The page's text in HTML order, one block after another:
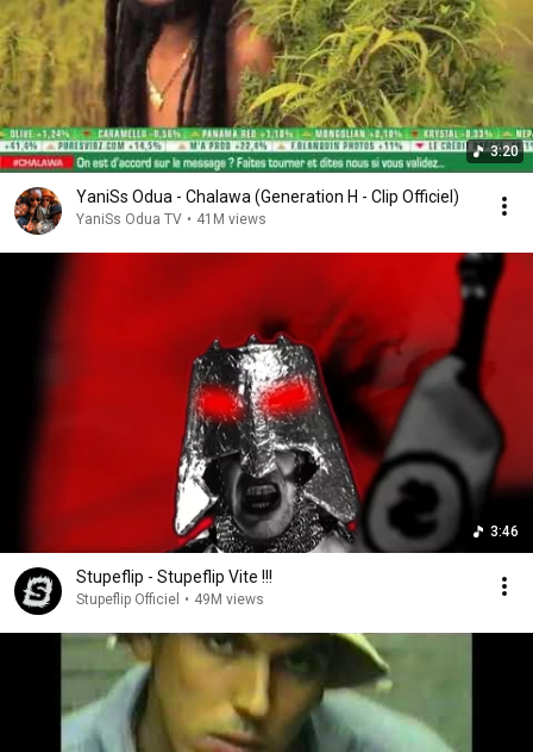
3:20
YaniSs Odua - Chalawa (Generation H - Clip Officiel)
YaniSs Odua TV • 41M views
3:46
Stupeflip - Stupeflip Vite !!!
Stupeflip Officiel • 49M views